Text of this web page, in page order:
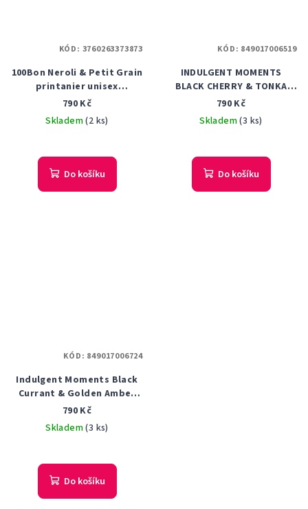
100Bon Neroli & Petit Grain
printanier unisex
Concentré parfémovaná
voda 50 ml Tester
790 Kč
Skladem(2 ks)
Do košíku
KÓD: 3760263373873
INDULGENT MOMENTS
BLACK CHERRY & TONKA
PARFÉMOVANÁ VODA
DÁMSKÁ 125 ML
790 Kč
Skladem(3 ks)
Do košíku
KÓD: 849017006519
Indulgent Moments Black
Currant & Golden Amber
PARFÉMOVANÁ VODA
DÁMSKÁ 125 ML
790 Kč
Skladem(3 ks)
Do košíku
KÓD: 849017006724